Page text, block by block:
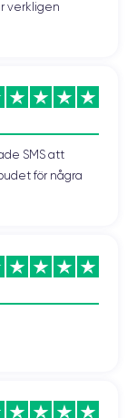
verkligen
SMS att
för några